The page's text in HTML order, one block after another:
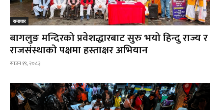
समाचार
बागलुङ मन्दिरको प्रवेशद्धारबाट सुरु भयो हिन्दु राज्य र
राजसंस्थाको पक्षमा हस्ताक्षर अभियान
साउन १९, २०८३